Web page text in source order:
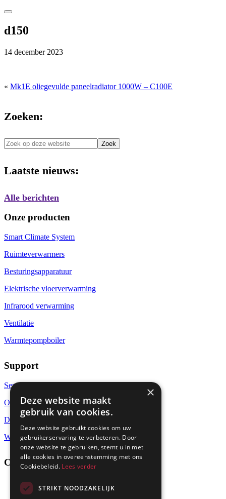
d150
14 december 2023
« Mk1E oliegevulde paneelradiator 1000W – C100E
Zoeken:
Zoek
op
website
Laatste nieuws:
Alle berichten
Onze producten
Smart Climate System
Ruimteverwarmers
Besturingsapparatuur
Elektrische vloerverwarming
Infrarood verwarming
Ventilatie
Warmtepompboiler
Support
Service
Over ons
Downloads
Warmteberekening
Contact
info@dimplex.nl
×
Deze website maakt
gebruik van cookies.
Deze website gebruikt cookies om uw
gebruikerservaring te verbeteren. Door
onze website te gebruiken, stemt u in met
alle cookies in overeenstemming met ons
Cookiebeleid. Lees verder
STRIKT NOODZAKELIJK